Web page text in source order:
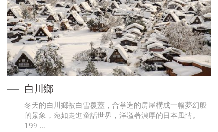
白川鄉
冬天的白川鄉被白雪覆蓋，合掌造的房屋構成一幅夢幻般
的景象，宛如走進童話世界，洋溢著濃厚的日本風情。
199 …